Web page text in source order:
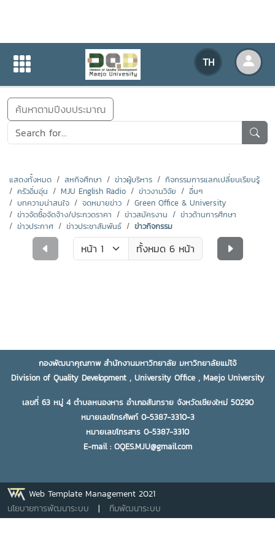
TH
ข่าวสารกิจกรรม
ข่าวสารกิจกรรม
ค้นหาตามปีงบประมาณ
แสดงทั้งหมด สหกิจศึกษา ข่าวผู้บริหาร
กิจกรรมการแลกเปลี่ยนเรียนรู้
ครัวอิ่มอุ่น
MJU English Radio ข่าวงานวิจัย
อื่นๆ
บทความน่าสนใจ
จดหมายข่าว
Green Office & University
ข่าวจัดซื้อจัดจ้าง/ประกวดราคา
ข่าวสมัครงาน
ข่าวด้านการศึกษา
ข่าวประกาศ
ข่าวประชาสัมพันธ์ ข่าวกิจกรรม
ทั้งหมด 6 หน้า
กองพัฒนาคุณภาพ สำนักงานมหาวิทยาลัย มหาวิทยาลัยแม่โจ้
Division of Quality Development , University Office , Maejo University
เลขที่ 63 หมู่ 4 ตำบลหนองหาร อำเภอสันทราย จังหวัดเชียงใหม่ 50290
หมายเลขโทรศัพท์ 0-5387-3310-3
หมายเลขโทรสาร 0-5387-3310
E-mail : OQES.MJU@gmail.com
Web Template Management 2021
นโยบายการพัฒนาระบบ | ทีมพัฒนาระบบ